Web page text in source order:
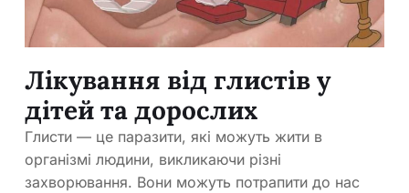
Лікування від глистів у
дітей та дорослих
Глисти — це паразити, які можуть жити в
організмі людини, викликаючи різні
захворювання. Вони можуть потрапити до нас